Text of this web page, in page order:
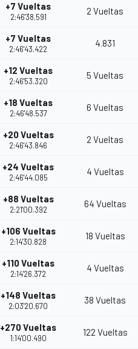
+7 Vueltas
2:46'38.591
2 Vueltas
+7 Vueltas
2:46'43.422
4.831
+12 Vueltas
2:46'53.320
5 Vueltas
+18 Vueltas
2:46'48.537
6 Vueltas
+20 Vueltas
2:46'43.846
2 Vueltas
+24 Vueltas
2:46'44.085
4 Vueltas
+88 Vueltas
2:21'00.392
64 Vueltas
+106 Vueltas
2:14'30.828
18 Vueltas
+110 Vueltas
2:14'26.372
4 Vueltas
+148 Vueltas
2:03'20.670
38 Vueltas
+270 Vueltas
1:14'00.490
122 Vueltas